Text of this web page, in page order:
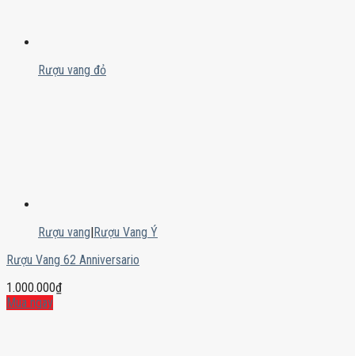
Rượu vang đỏ
Rượu vang|Rượu Vang Ý
Rượu Vang 62 Anniversario
1.000.000₫
Mua ngay